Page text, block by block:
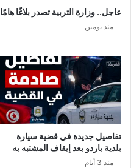
عاجل.. وزارة التربية تصدر بلاغًا هامًا
منذ يومين
تفاصيل جديدة في قضية سيارة
بلدية باردو بعد إيقاف المشتبه به
منذ 3 أيام